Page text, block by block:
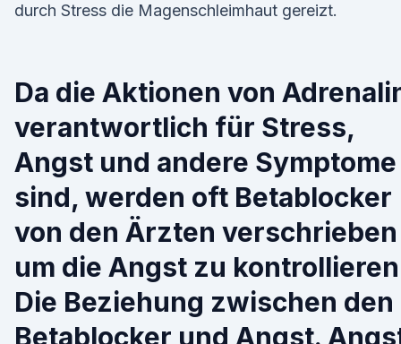
durch Stress die Magenschleimhaut gereizt.
Da die Aktionen von
verantwortlich für Stress,
Angst und andere Symptome
sind, werden oft Betablocker
von den Ärzten verschrieben
um die Angst zu
Die Beziehung zwischen den
Betablocker und Angst.